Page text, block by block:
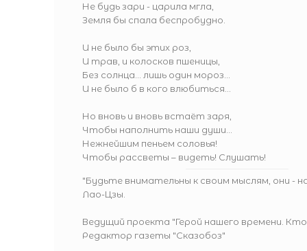
Не будь зари - царила мгла,
Земля бы спала беспробудно.
И не было бы этих роз,
И трав, и колосков пшеницы,
Без солнца… лишь один мороз…
И не было б в кого влюбиться…
Но вновь и вновь встаёт заря,
Чтобы наполнить наши души…
Нежнейшим пеньем соловья!
Чтобы рассветы – видеть! Слушать!
"Будьте внимательны к своим мыслям, они -
Лао-Цзы.
Ведущий проекта "Герой нашего времени.
Редактор газеты "Сказобоз"